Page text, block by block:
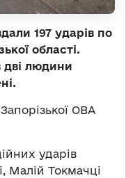
197 ударів по
області.
дві людини
ОВА
ударів
Малій Токмачці